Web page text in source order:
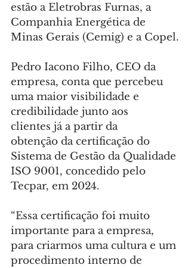
estão a Eletrobras Furnas, a
Companhia Energética de
Minas Gerais (Cemig) e a Copel.
Pedro Iacono Filho, CEO da
empresa, conta que percebeu
uma maior visibilidade e
credibilidade junto aos
clientes já a partir da
obtenção da certificação do
Sistema de Gestão da Qualidade
ISO 9001, concedido pelo
Tecpar, em 2024.
“Essa certificação foi muito
importante para a empresa,
para criarmos uma cultura e um
procedimento interno de